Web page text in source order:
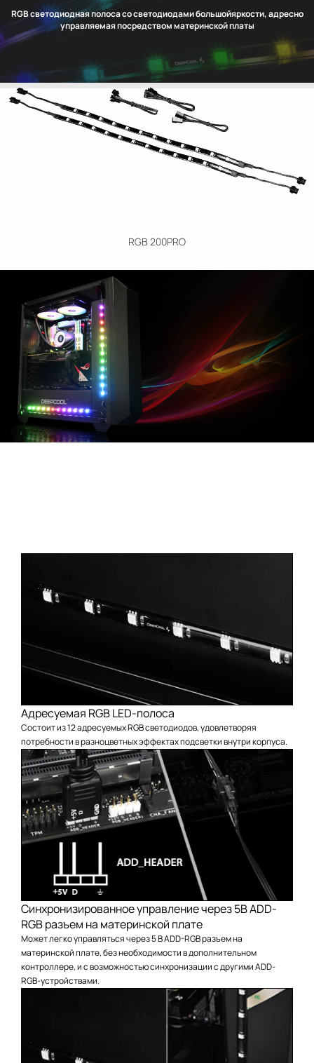
RGB светодиодная полоса со светодиодами большойяркости, адресно
управляемая посредством материнской платы
RGB 200PRO
Адресуемая RGB LED-полоса
Состоит из 12 адресуемых RGB светодиодов, удовлетворяя
потребности в разноцветных эффектах подсветки внутри корпуса.
Синхронизированное управление через 5В ADD-
RGB разъем на материнской плате
Может легко управляться через 5 В ADD-RGB разъем на
материнской плате, без необходимости в дополнительном
контроллере, и с возможностью синхронизации с другими ADD-
RGB-устройствами.